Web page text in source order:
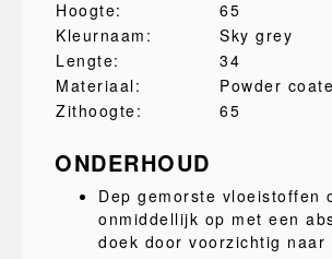
Hoogte:
65
Kleurnaam:
Sky grey
Lengte:
34
Materiaal:
Powder
Zithoogte:
65
ONDERHOUD
Dep gemorste vloeistoffen
onmiddellijk op met een
doek door voorzichtig naar